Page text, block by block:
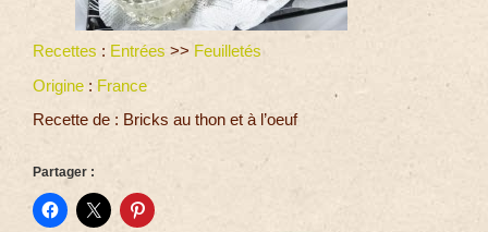
Recettes : Entrées >> Feuilletés
Origine : France
Recette de : Bricks au thon et à l’oeuf
Partager :